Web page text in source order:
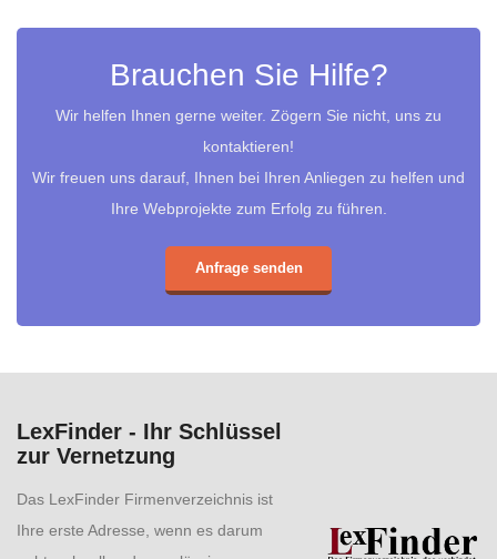
Brauchen Sie Hilfe?
Wir helfen Ihnen gerne weiter. Zögern Sie nicht, uns zu
kontaktieren!
Wir freuen uns darauf, Ihnen bei Ihren Anliegen zu helfen und
Ihre Webprojekte zum Erfolg zu führen.
Anfrage senden
LexFinder - Ihr Schlüssel
zur Vernetzung
Das LexFinder Firmenverzeichnis ist
Ihre erste Adresse, wenn es darum